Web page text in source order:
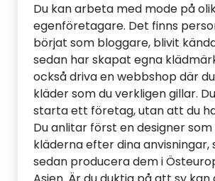
Du kan arbeta med mode på
egenföretagare. Det finns
börjat som bloggare, blivit
sedan har skapat egna
också driva en webbshop där
kläder som du verkligen gillar.
starta ett företag, utan att du
Du anlitar först en designer
kläderna efter dina anvisningar,
sedan producera dem i